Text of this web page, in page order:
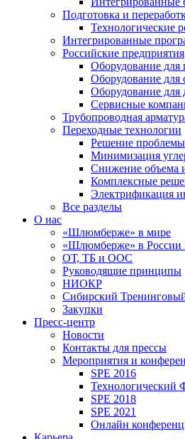
Подготовка и
Технологические
Интегрированные
Российские предприятия
Оборудование для
Оборудование для
Оборудование для
Сервисные
Трубопроводная
Переходные технологии
Решение
Минимизация
Снижение объема
Комплексные
Электрификация
Все разделы
О нас
«Шлюмберже» в мире
«Шлюмберже» в России
ОТ, ТБ и ООС
Руководящие принципы
НИОКР
Сибирский
Закупки
Пресс-центр
Новости
Контакты для прессы
Мероприятия и
SPE 2016
SPE 2018
SPE 2021
Онлайн